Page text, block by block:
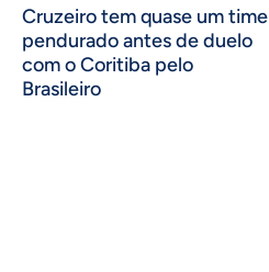
Cruzeiro tem quase um time
pendurado antes de duelo
com o Coritiba pelo
Brasileiro